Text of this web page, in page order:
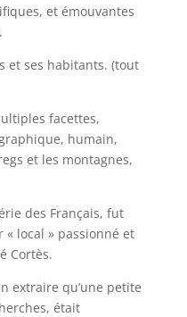
et émouvantes
et ses habitants. (tout
facettes,
humain,
et les montagnes,
des Français, fut
local » passionné et
Cortès.
extraire qu’une petite
était